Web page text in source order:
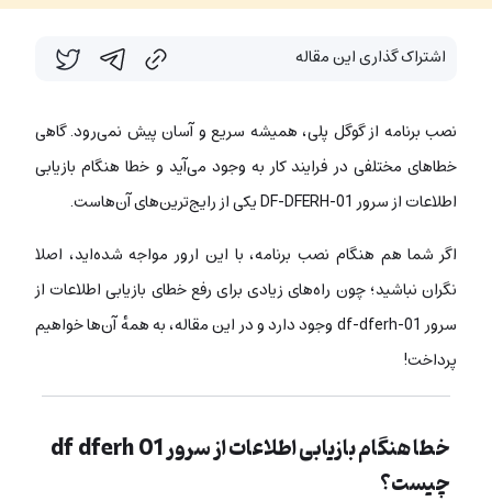
اشتراک گذاری این مقاله
نصب برنامه از گوگل پلی، همیشه سریع و آسان پیش نمی‌رود. گاهی
خطاهای مختلفی در فرایند کار به وجود می‌آید و خطا هنگام بازیابی
اطلاعات از سرور DF-DFERH-01 یکی از رایج‌ترین‌های آن‌هاست.
اگر شما هم هنگام نصب برنامه، با این ارور مواجه شده‌اید، اصلا
نگران نباشید؛ چون راه‌های زیادی برای رفع خطای بازیابی اطلاعات از
سرور df-dferh-01 وجود دارد و در این مقاله، به همهٔ آن‌ها خواهیم
پرداخت!
خطا هنگام بازیابی اطلاعات از سرور df dferh 01
چیست؟